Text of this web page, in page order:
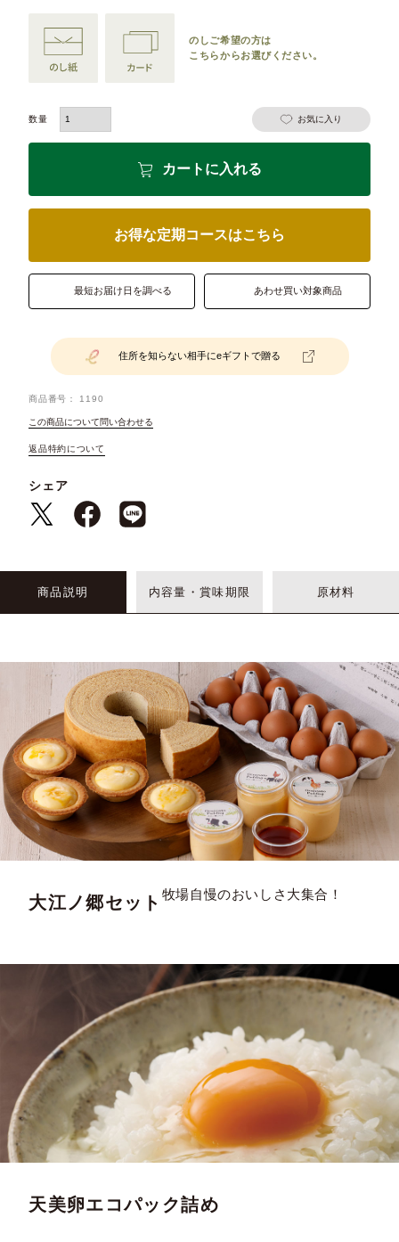
のしご希望の方は
こちらからお選びください。
お気に入り
カートに入れる
お得な定期コースはこちら
最短お届け日を調べる あわせ買い対象商品
住所を知らない相手にeギフトで贈る
商品番号 1190
この商品について問い合わせる
返品特約について
シェア
商品説明 内容量・賞味期限 原材料
大江ノ郷セット 牧場自慢のおいしさ大集合！
天美卵エコパック詰め